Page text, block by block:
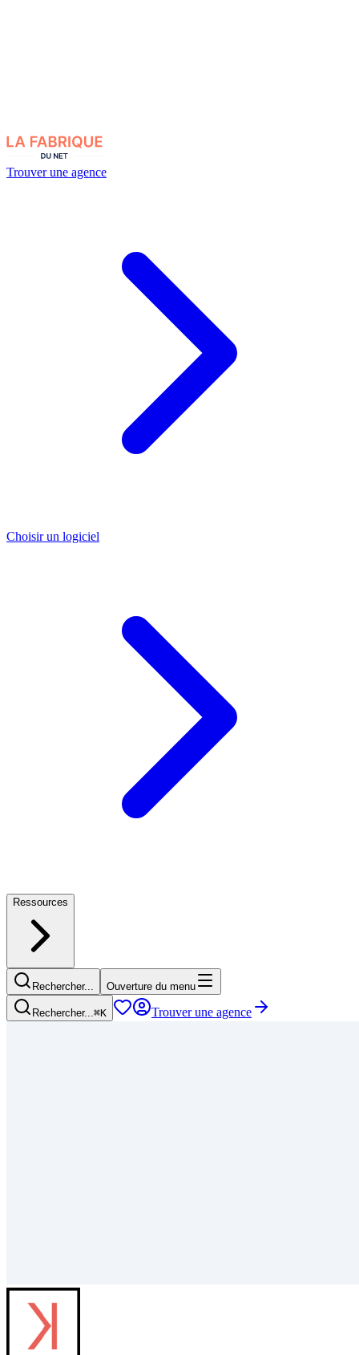
Trouver une agence
Choisir un logiciel
Ressources
Rechercher... Ouverture du menu
Rechercher...⌘K Trouver une agence